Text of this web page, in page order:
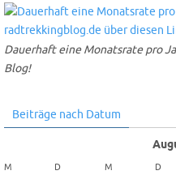
Dauerhaft eine Monatsrate pro
Blog!
Beiträge nach Datum
M D M D